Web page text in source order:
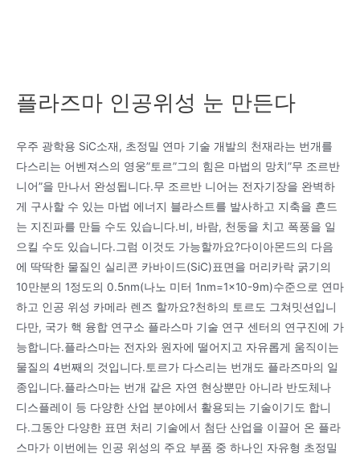
플라즈마 인공위성 눈 만든다
우주 광학용 SiC소재, 초정밀 연마 기술 개발의 천재라는 번개를
다스리는 어벤져스의 영웅”토르”그의 힘은 마법의 망치”무 조르반
니어”을 만나서 완성됩니다.무 조르반 니어는 전자기장을 완벽하
게 구사할 수 있는 마법 에너지 블라스트를 발사하고 지축을 흔드
는 지진파를 만들 수도 있습니다.비, 바람, 천둥을 치고 폭풍을 일
으킬 수도 있습니다.그럼 이것도 가능할까요?다이아몬드의 다음
에 딱딱한 물질인 실리콘 카바이드(SiC)표면을 머리카락 굵기의
10만분의 1정도의 0.5nm(나노 미터 1nm=1×10-9m)수준으로 연마
하고 인공 위성 카메라 렌즈 할까요?천하의 토르도 그쳐밋션입니
다만, 국가 핵 융합 연구소 플라스마 기술 연구 센터의 연구진에 가
능합니다.플라스마는 전자와 원자에 떨어지고 자유롭게 움직이는
물질의 4번째의 것입니다.토르가 다스리는 번개도 플라즈마의 일
종입니다.플라스마는 번개 같은 자연 현상뿐만 아니라 반도체나
디스플레이 등 다양한 산업 분야에서 활용되는 기술이기도 합니
다.그동안 다양한 표면 처리 기술에서 첨단 산업을 이끌어 온 플라
스마가 이번에는 인공 위성의 주요 부품 중 하나인 자유형 초정밀